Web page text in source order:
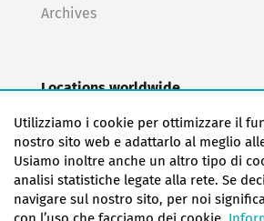
Archives
Locations worldwide
EAS Germany North (Frankfurt
EAS Germany South (Stuttgart)
EAS France
EAS Italy
Utilizziamo i cookie per ottimizzare il
nostro sito web e adattarlo al meglio
Usiamo inoltre anche un altro tipo di
analisi statistiche legate alla rete. Se
navigare sul nostro sito, per noi